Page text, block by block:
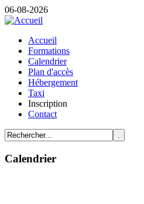
06-08-2026
Accueil
Formations
Calendrier
Plan d'accès
Hébergement
Taxi
Inscription
Contact
Calendrier